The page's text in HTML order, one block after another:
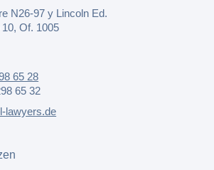
N26-97 y Lincoln Ed.
Of. 1005
65 28
65 32
lawyers.de